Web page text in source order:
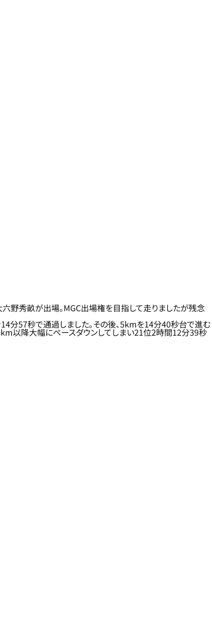
六野秀畝が出場。MGC出場権を目指して走りましたが残念
分57秒で通過しました。その後、5kmを14分40秒台で進む
以降大幅にペースダウンしてしまい21位2時間12分39秒